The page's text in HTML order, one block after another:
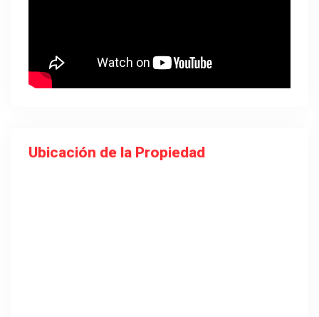
Ubicación de la Propiedad